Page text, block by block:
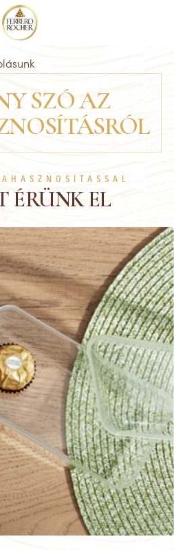
SZÓ AZ
ÉRÜNK EL